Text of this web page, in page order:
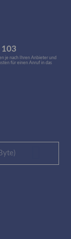
je nach Ihren Anbieter und
für einen Anruf in das